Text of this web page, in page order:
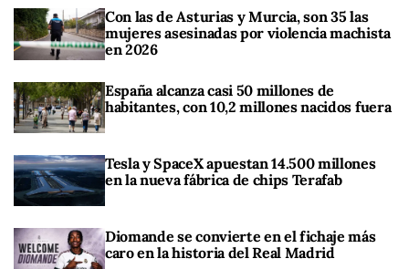
Con las de Asturias y Murcia, son 35 las
mujeres asesinadas por violencia machista
en 2026
España alcanza casi 50 millones de
habitantes, con 10,2 millones nacidos fuera
Tesla y SpaceX apuestan 14.500 millones
en la nueva fábrica de chips Terafab
Diomande se convierte en el fichaje más
caro en la historia del Real Madrid